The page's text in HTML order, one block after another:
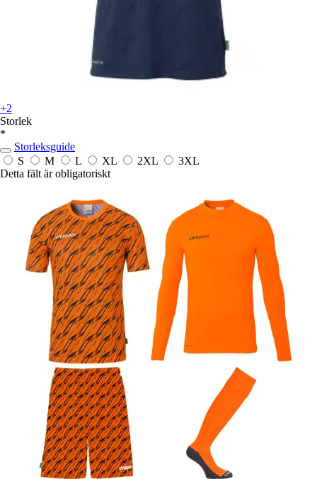
+2
Storlek
*
Storleksguide
S
M L XL 2XL
3XL
Detta fält är obligatoriskt